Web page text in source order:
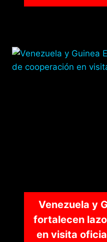
Venezuela y
fortalecen
en visita